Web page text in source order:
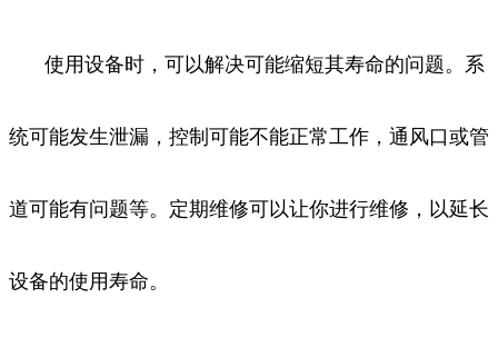
使用设备时，可以解决可能缩短其寿命的问题。系
统可能发生泄漏，控制可能不能正常工作，通风口或管
道可能有问题等。定期维修可以让你进行维修，以延长
设备的使用寿命。